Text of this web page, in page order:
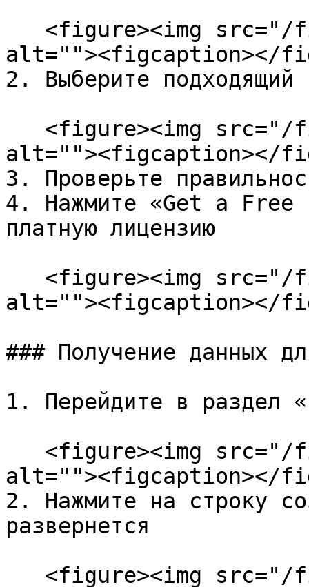
alt=""><figcaption></
2. Выберите подходящий
alt=""><figcaption></
3. Проверьте
4. Нажмите «Get a Free
платную лицензию
alt=""><figcaption></
### Получение данных
1. Перейдите в раздел
alt=""><figcaption></
2. Нажмите на строку
развернется